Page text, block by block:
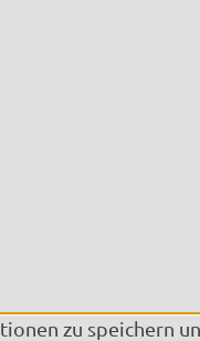
zu speichern